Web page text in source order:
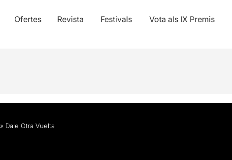
Ofertes Revista Festivals Vota als IX Premis
Info pràctica
» Dale Otra Vuelta